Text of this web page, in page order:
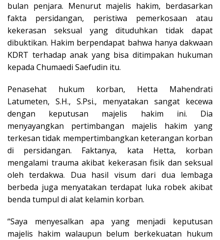
bulan penjara. Menurut majelis hakim, berdasarkan
fakta persidangan, peristiwa pemerkosaan atau
kekerasan seksual yang dituduhkan tidak dapat
dibuktikan. Hakim berpendapat bahwa hanya dakwaan
KDRT terhadap anak yang bisa ditimpakan hukuman
kepada Chumaedi Saefudin itu.
Penasehat hukum korban, Hetta Mahendrati
Latumeten, S.H., S.Psi., menyatakan sangat kecewa
dengan keputusan majelis hakim ini. Dia
menyayangkan pertimbangan majelis hakim yang
terkesan tidak mempertimbangkan keterangan korban
di persidangan. Faktanya, kata Hetta, korban
mengalami trauma akibat kekerasan fisik dan seksual
oleh terdakwa. Dua hasil visum dari dua lembaga
berbeda juga menyatakan terdapat luka robek akibat
benda tumpul di alat kelamin korban.
“Saya menyesalkan apa yang menjadi keputusan
majelis hakim walaupun belum berkekuatan hukum